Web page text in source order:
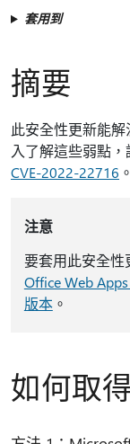
套用到
摘要
此安全性更新能
入了解這些弱點，
CVE-2022-22716 。
注意
要套用此安全性
Office Web
版本。
如何取